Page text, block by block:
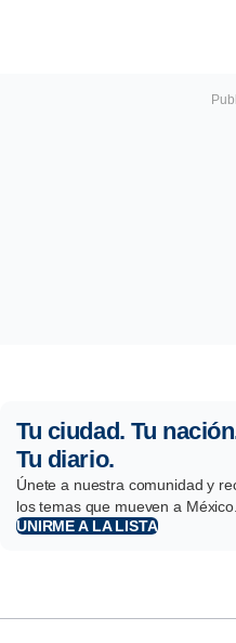
Tu ciudad. Tu
Tu diario.
Únete a nuestra comunidad y
los temas que mueven a
UNIRME A LA LISTA